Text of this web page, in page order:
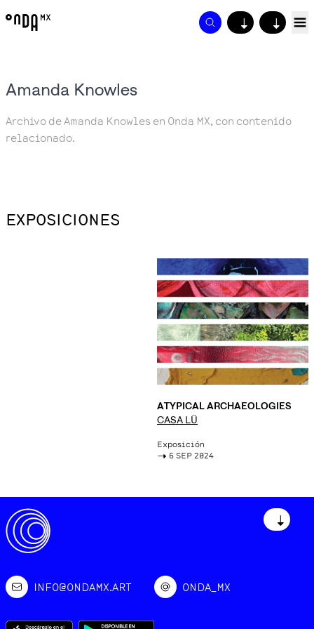
↓ ↓
Amanda Knowles
Archivo de Amanda Knowles en Onda MX, con contenido
relacionado.
EXPOSICIONES
ATYPICAL ARCHAEOLOGIES
CASA LÜ
Exposición
-> 6 SEP 2024
↓
INFO@ONDAMX.ART ONDA_MX